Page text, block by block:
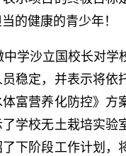
的健康的青少年！
学沙立国校长对
稳定，并表示将
富营养化防控》
学校无土栽培实
下阶段工作计划